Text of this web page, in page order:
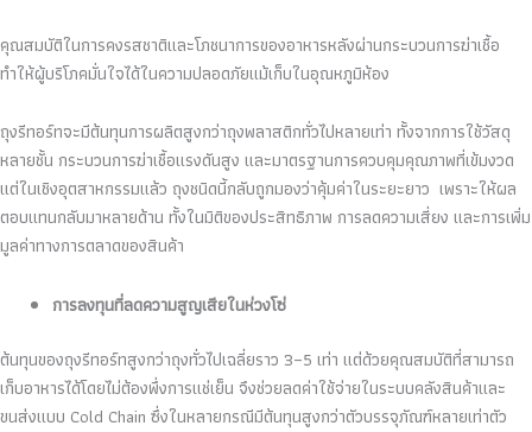
คุณสมบัติในการคงรสชาติและโภชนาการของอาหารหลังผ่านกระบวนการฆ่าเชื้อ
ทำให้ผู้บริโภคมั่นใจได้ในความปลอดภัยแม้เก็บในอุณหภูมิห้อง
ถุงรีทอร์ทจะมีต้นทุนการผลิตสูงกว่าถุงพลาสติกทั่วไปหลายเท่า ทั้งจากการใช้วัสดุ
หลายชั้น กระบวนการฆ่าเชื้อแรงดันสูง และมาตรฐานการควบคุมคุณภาพที่เข้มงวด
แต่ในเชิงอุตสาหกรรมแล้ว ถุงชนิดนี้กลับถูกมองว่าคุ้มค่าในระยะยาว เพราะให้ผล
ตอบแทนกลับมาหลายด้าน ทั้งในมิติของประสิทธิภาพ การลดความเสี่ยง และการเพิ่ม
มูลค่าทางการตลาดของสินค้า
การลงทุนที่ลดความสูญเสียในห่วงโซ่
ต้นทุนของถุงรีทอร์ทสูงกว่าถุงทั่วไปเฉลี่ยราว 3–5 เท่า แต่ด้วยคุณสมบัติที่สามารถ
เก็บอาหารได้โดยไม่ต้องพึ่งการแช่เย็น จึงช่วยลดค่าใช้จ่ายในระบบคลังสินค้าและ
ขนส่งแบบ Cold Chain ซึ่งในหลายกรณีมีต้นทุนสูงกว่าตัวบรรจุภัณฑ์หลายเท่าตัว